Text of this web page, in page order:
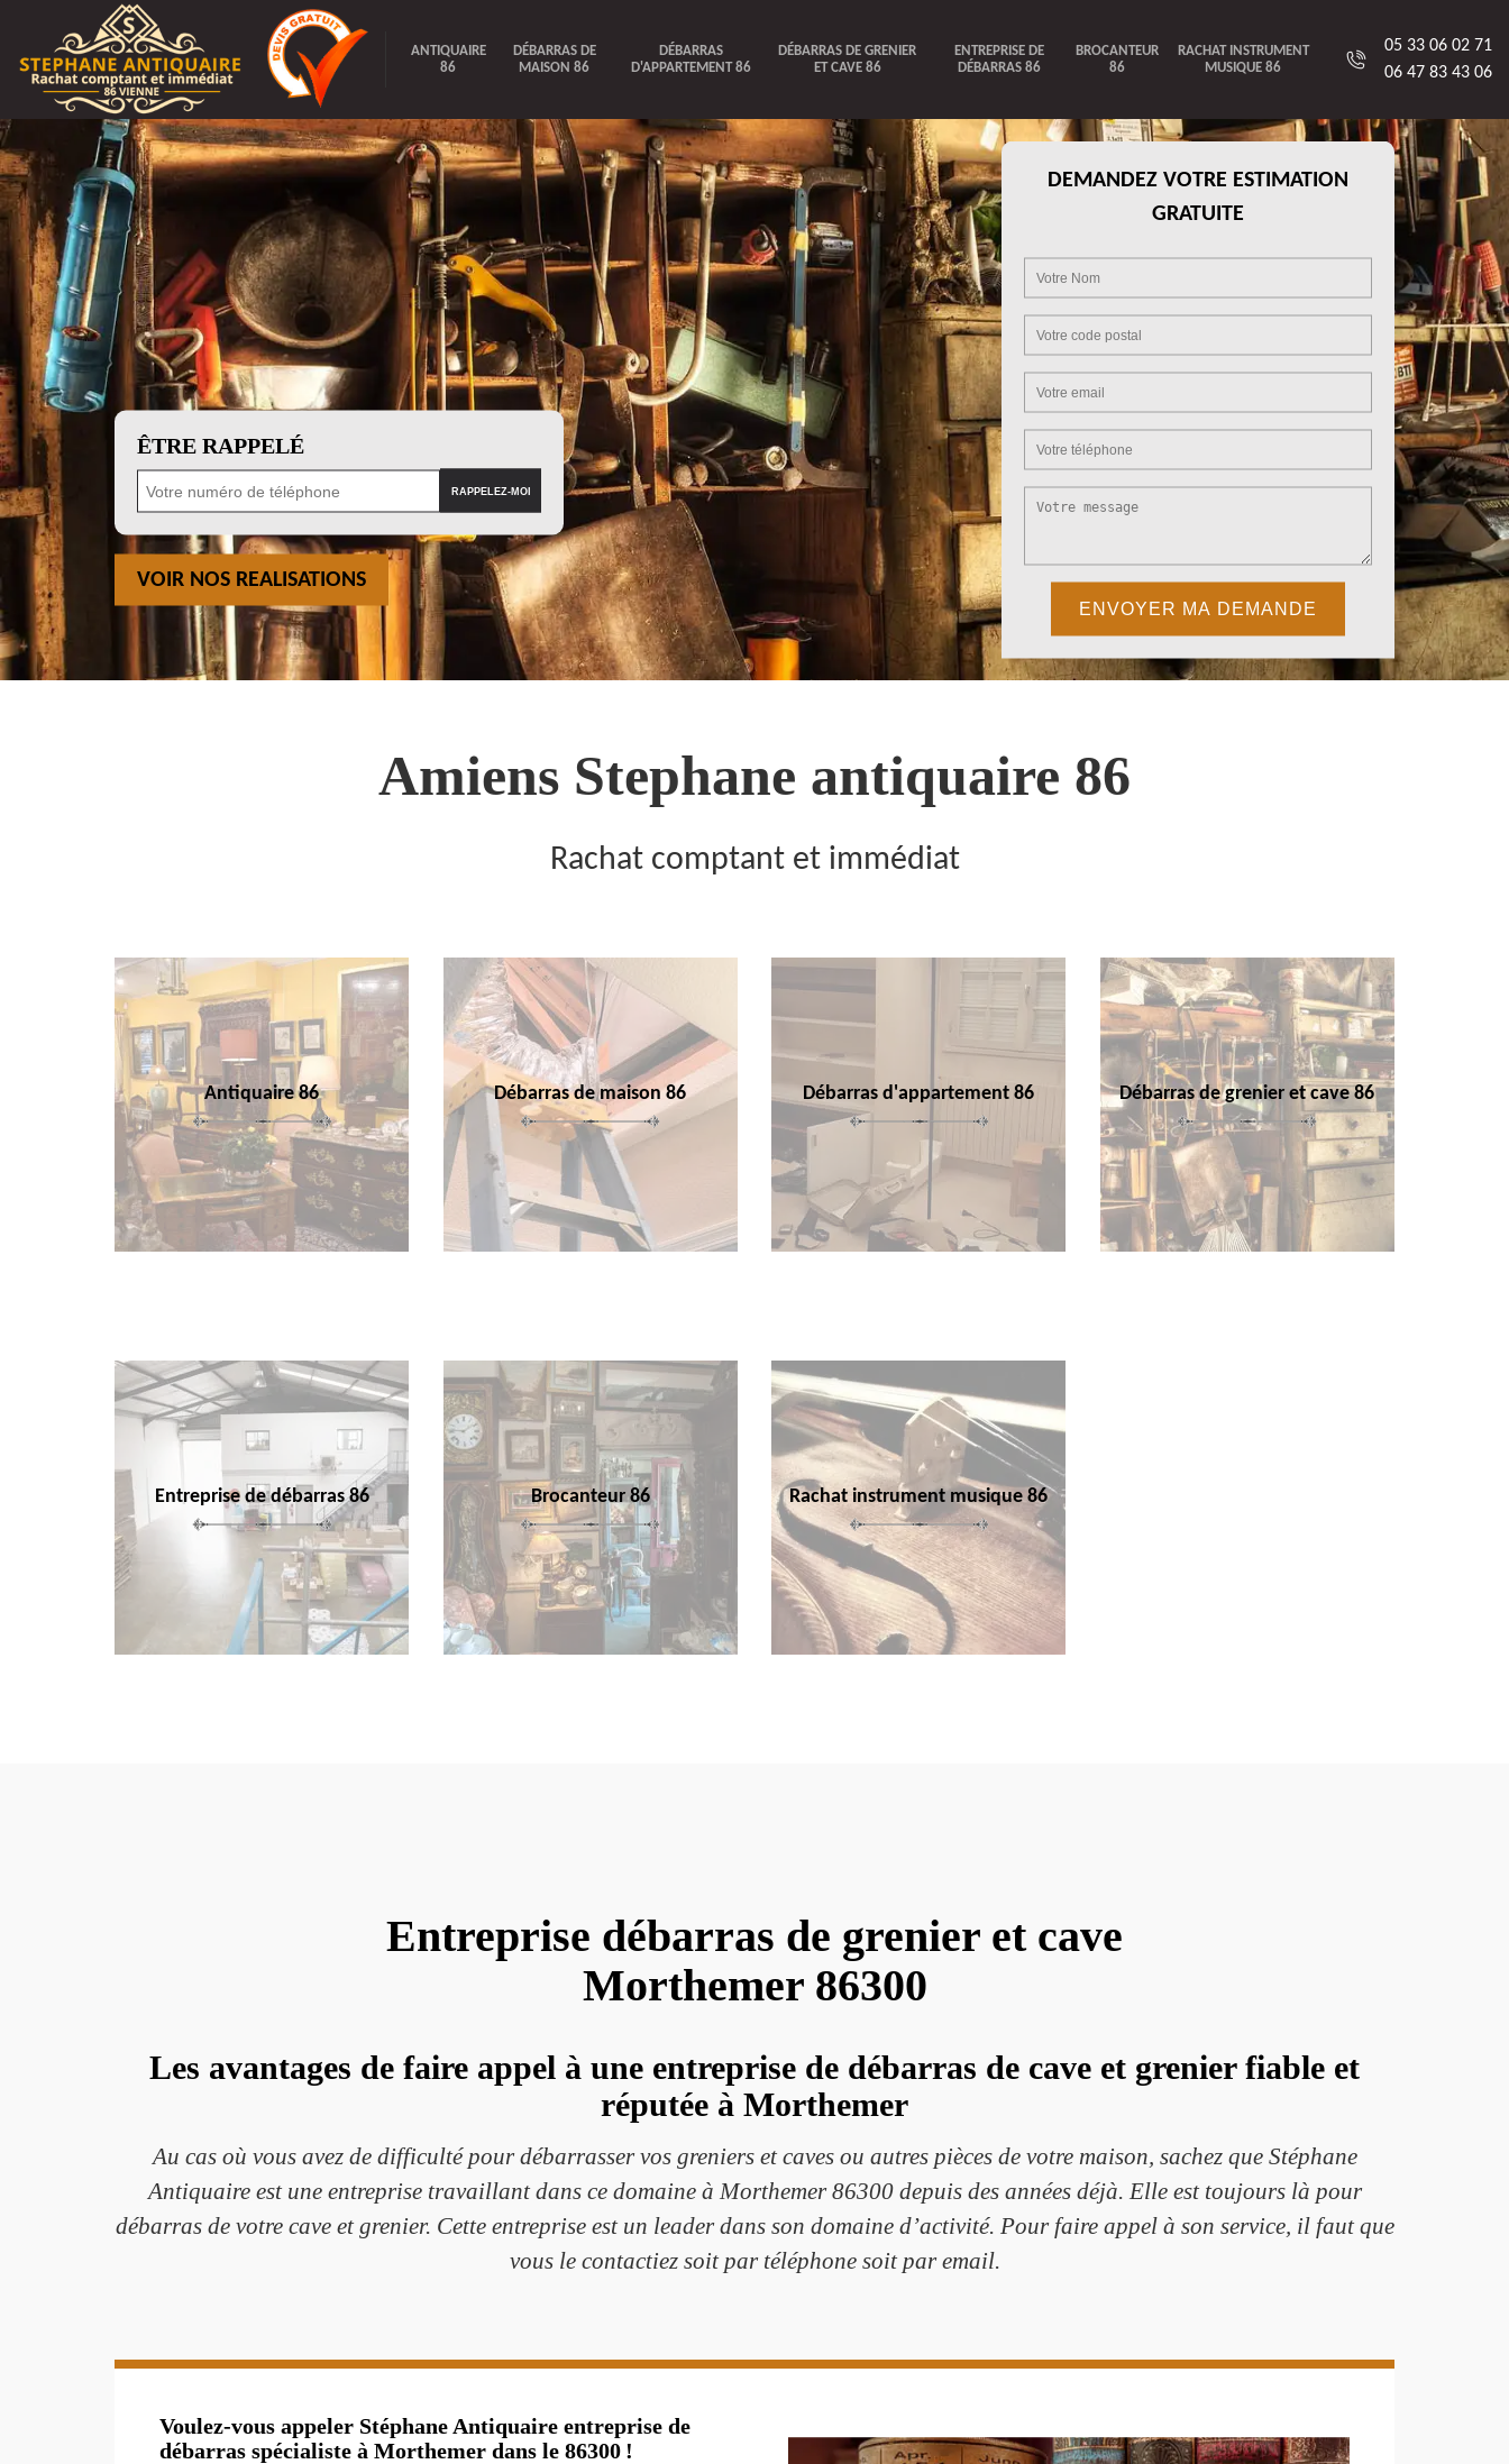
ANTIQUAIRE
86
DÉBARRAS DE
MAISON 86
DÉBARRAS
D'APPARTEMENT 86
DÉBARRAS DE GRENIER
ET CAVE 86
ENTREPRISE DE
DÉBARRAS 86
BROCANTEUR
86
RACHAT INSTRUMENT
MUSIQUE 86
05 33 06 02 71
06 47 83 43 06
ÊTRE RAPPELÉ
VOIR NOS REALISATIONS
DEMANDEZ VOTRE ESTIMATION
GRATUITE
Amiens Stephane antiquaire 86
Rachat comptant et immédiat
Antiquaire 86 Débarras de maison 86 Débarras d'appartement 86 Débarras de grenier et cave 86
Entreprise de débarras 86 Brocanteur 86 Rachat instrument musique 86
Entreprise débarras de grenier et cave
Morthemer 86300
Les avantages de faire appel à une entreprise de débarras de cave et grenier fiable et
réputée à Morthemer
Au cas où vous avez de difficulté pour débarrasser vos greniers et caves ou autres pièces de votre maison, sachez que Stéphane
Antiquaire est une entreprise travaillant dans ce domaine à Morthemer 86300 depuis des années déjà. Elle est toujours là pour
débarras de votre cave et grenier. Cette entreprise est un leader dans son domaine d’activité. Pour faire appel à son service, il faut que
vous le contactiez soit par téléphone soit par email.
Voulez-vous appeler Stéphane Antiquaire entreprise de
débarras spécialiste à Morthemer dans le 86300 !